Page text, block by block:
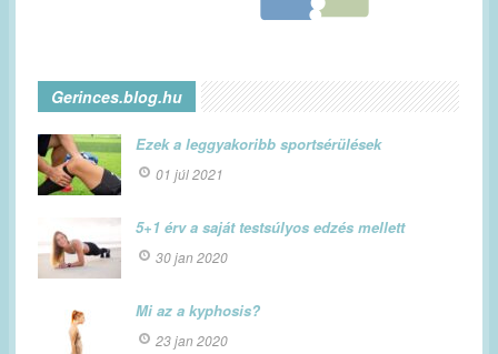
Gerinces.blog.hu
Ezek a leggyakoribb sportsérülések
01 júl 2021
5+1 érv a saját testsúlyos edzés mellett
30 jan 2020
Mi az a kyphosis?
23 jan 2020